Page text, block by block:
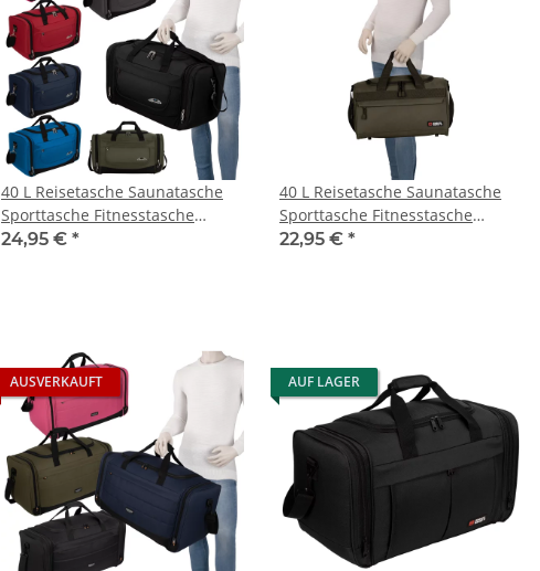
40 L Reisetasche Saunatasche
Sporttasche Fitnesstasche
Damen Herren Kinder
24,95 € *
40 L Reisetasche Saunatasche
Sporttasche Fitnesstasche
Damen Herren Kinder
22,95 € *
AUSVERKAUFT AUF LAGER